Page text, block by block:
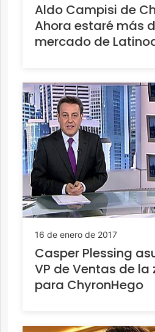
Aldo Campisi de
Ahora estaré más
mercado de
16 de enero de 2017
Casper Plessing
VP de Ventas de la
para ChyronHego